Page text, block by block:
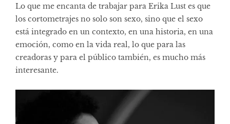
Lo que me encanta de trabajar para Erika Lust es que
los cortometrajes no solo son sexo, sino que el sexo
está integrado en un contexto, en una historia, en una
emoción, como en la vida real, lo que para las
creadoras y para el público también, es mucho más
interesante.